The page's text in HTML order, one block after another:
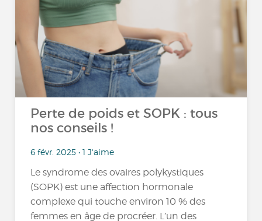
Perte de poids et SOPK : tous
nos conseils !
6 févr. 2025 • 1 J'aime
Le syndrome des ovaires polykystiques
(SOPK) est une affection hormonale
complexe qui touche environ 10 % des
femmes en âge de procréer. L’un des